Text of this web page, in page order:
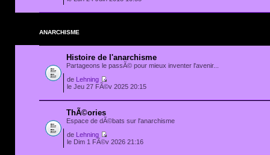
ANARCHISME
Histoire de l'anarchisme
Partageons le passÃ© pour mieux inventer l'avenir...
de
Lehning
le Jeu 27 FÃ©v 2025 20:15
ThÃ©ories
Espace de dÃ©bats sur l'anarchisme
de
Lehning
le Dim 1 FÃ©v 2026 21:16